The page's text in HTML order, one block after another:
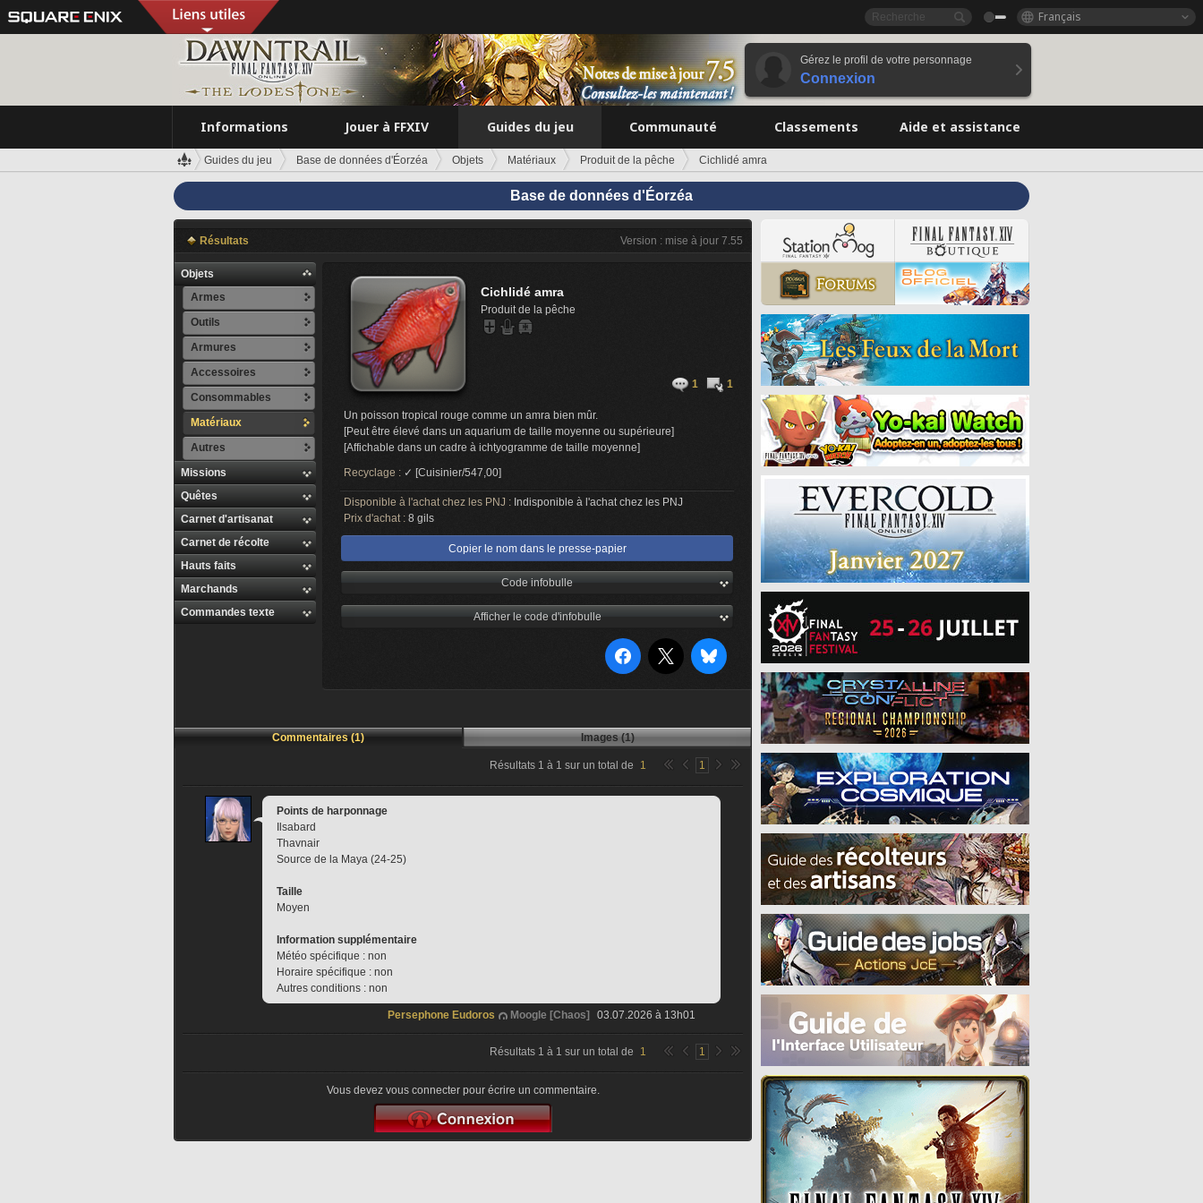
Français
Gérez le profil de votre personnage
Connexion
Informations Jouer à FFXIV Guides du jeu Communauté Classements Aide et assistance
Guides du jeu Base de données d'Éorzéa Objets Matériaux Produit de la pêche Cichlidé amra
Base de données d'Éorzéa
Résultats Version : mise à jour 7.55
Objets
Armes
Outils
Armures
Accessoires
Consommables
Matériaux
Autres
Missions
Quêtes
Carnet d'artisanat
Carnet de récolte
Hauts faits
Marchands
Commandes texte
Cichlidé amra
Produit de la pêche
1 1
Un poisson tropical rouge comme un amra bien mûr.
[Peut être élevé dans un aquarium de taille moyenne ou supérieure]
[Affichable dans un cadre à ichtyogramme de taille moyenne]
Recyclage : ✓ [Cuisinier/547,00]
Disponible à l'achat chez les PNJ : Indisponible à l'achat chez les PNJ
Prix d'achat : 8 gils
Copier le nom dans le presse-papier
Code infobulle
Afficher le code d'infobulle
Commentaires (1) Images (1)
Résultats 1 à 1 sur un total de 1 1
Points de harponnage
Ilsabard
Thavnair
Source de la Maya (24-25)
Taille
Moyen
Information supplémentaire
Météo spécifique : non
Horaire spécifique : non
Autres conditions : non
Persephone Eudoros Moogle [Chaos] 03.07.2026 à 13h01
Résultats 1 à 1 sur un total de 1 1
Vous devez vous connecter pour écrire un commentaire.